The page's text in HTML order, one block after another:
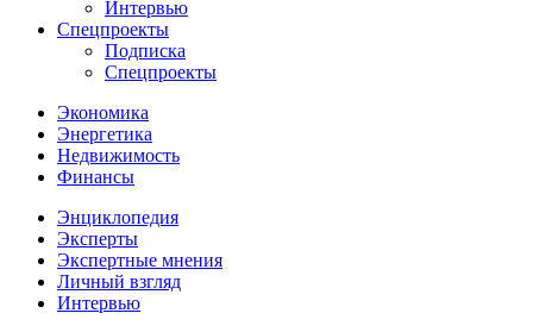
Интервью
Спецпроекты
Подписка
Спецпроекты
Экономика
Энергетика
Недвижимость
Финансы
Энциклопедия
Эксперты
Экспертные мнения
Личный взгляд
Интервью